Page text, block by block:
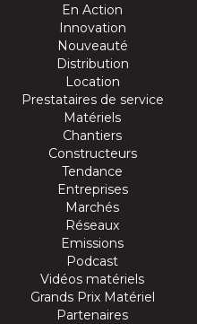
En Action
Innovation
Nouveauté
Distribution
Location
Prestataires de service
Matériels
Chantiers
Constructeurs
Tendance
Entreprises
Marchés
Réseaux
Emissions
Podcast
Vidéos matériels
Grands Prix Matériel
Partenaires